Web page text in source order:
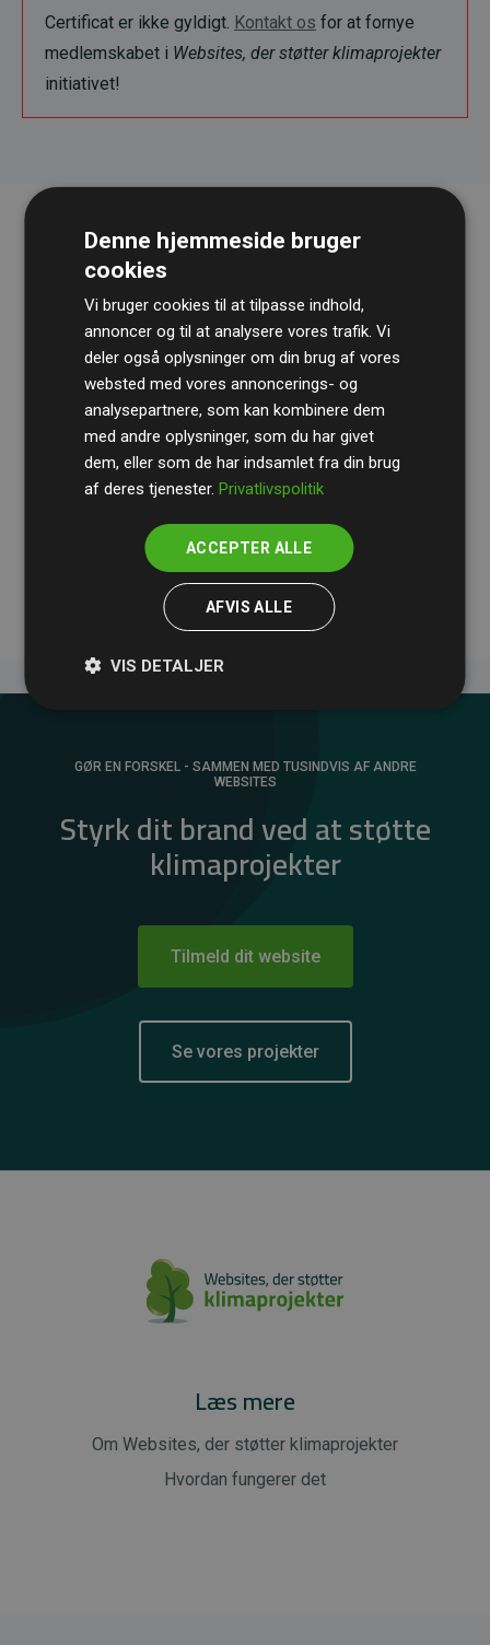
Certificat er ikke gyldigt. Kontakt os for at fornye
medlemskabet i Websites, der støtter klimaprojekter
initiativet!
RevisionshusetBDOgennemgår løbende vores
beregninger og metode for at sikre gennemsigtighed
og pålidelighed.
Deres revision dokumenterer, at vores investeringer i
medlemmernes websites estimerede CO₂-
GØR EN FORSKEL - SAMMEN MED TUSINDVIS AF ANDRE
WEBSITES
Styrk dit brand ved at støtte
klimaprojekter
Tilmeld dit website
Se vores projekter
Læs mere
Om Websites, der støtter klimaprojekter
Hvordan fungerer det
Denne hjemmeside bruger
cookies
Vi bruger cookies til at tilpasse indhold,
annoncer og til at analysere vores trafik. Vi
deler også oplysninger om din brug af vores
websted med vores annoncerings- og
analysepartnere, som kan kombinere dem
med andre oplysninger, som du har givet
dem, eller som de har indsamlet fra din brug
af deres tjenester.Privatlivspolitik
ACCEPTER ALLE
AFVIS ALLE
VIS DETALJER